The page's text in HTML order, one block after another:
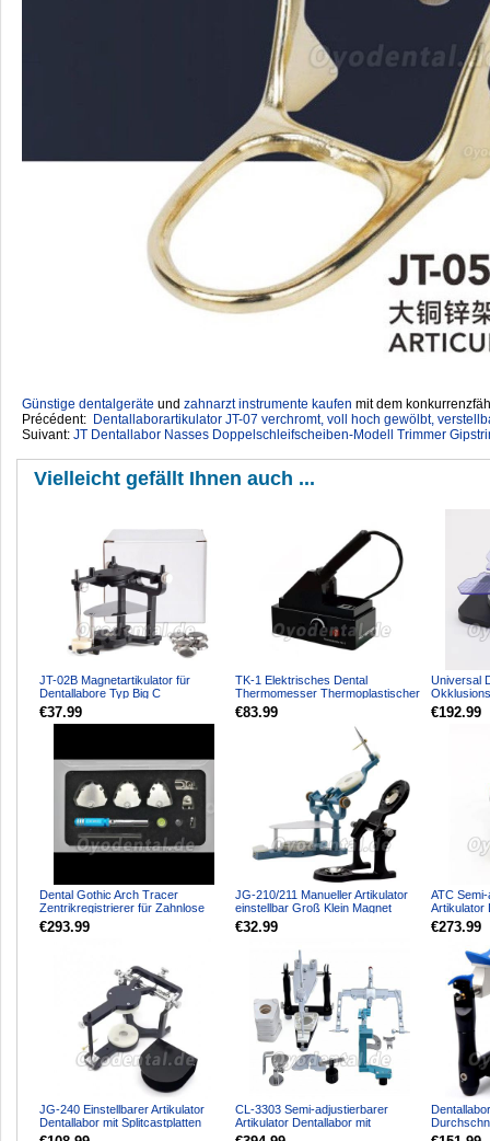
Günstige dentalgeräte ‎ und zahnarzt instrumente kaufen mit dem
Précédent: Dentallaborartikulator JT-07 verchromt, voll hoch gewölbt,
Suivant: JT Dentallabor Nasses Doppelschleifscheiben-Modell Trimmer
Vielleicht gefällt Ihnen auch ...
JT-02B Magnetartikulator für
Dentallabore Typ Big C
€37.99
TK-1 Elektrisches Dental
Thermomesser Thermoplastischer
Cutter Orthodontisches H...
€83.99
Universal
€192.99
Dental Gothic Arch Tracer
Zentrikregistrierer für Zahnlose
Patienten Dentallabor
€293.99
JG-210/211 Manueller Artikulator
einstellbar Groß Klein Magnet
Dentallabor Alumi...
€32.99
ATC
Artikulator
mit Artex
€273.99
JG-240 Einstellbarer Artikulator
Dentallabor mit Splitcastplatten
CL-3303 Semi-adjustierbarer
Artikulator Dentallabor mit
Gesichtsbogen Transferst...